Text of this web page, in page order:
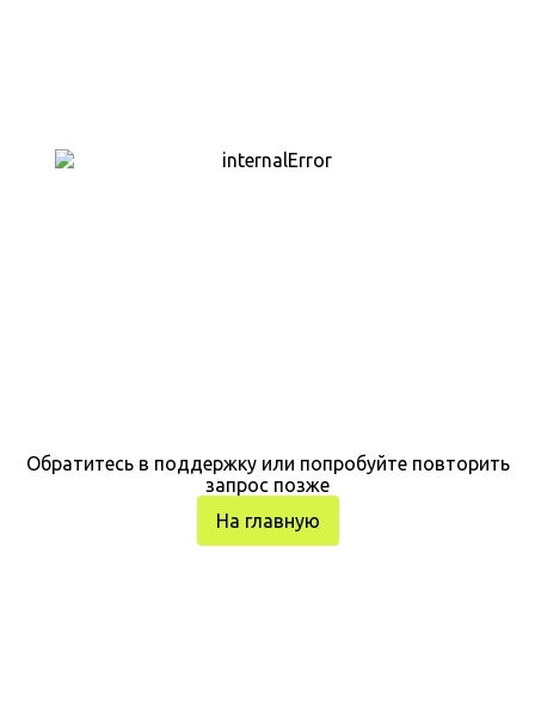
Обратитесь в поддержку или попробуйте повторить
запрос позже
На главную